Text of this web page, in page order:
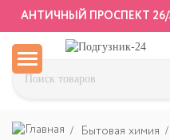
АНТИЧНЫЙ ПРОСПЕКТ 26/
Бытовая химия